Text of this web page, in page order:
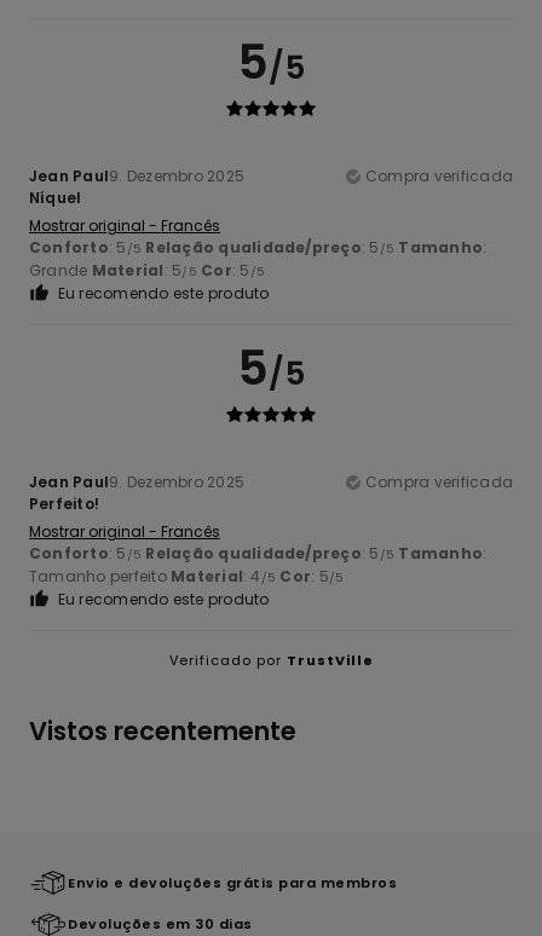
5/5
Jean Paul9. Dezembro 2025
Compra verificada
Níquel
Mostrar original - Francês
Conforto: 5 /5 Relação qualidade/preço: 5 /5 Tamanho:
Grande Material: 5/5 Cor: 5 /5
Eu recomendo este produto
5/5
Jean Paul9. Dezembro 2025
Compra verificada
Perfeito!
Mostrar original - Francês
Conforto: 5 /5 Relação qualidade/preço: 5 /5 Tamanho:
Tamanho perfeito Material: 4 /5 Cor: 5/5
Eu recomendo este produto
Verificado por TrustVille
Vistos recentemente
Envio e devoluções grátis para membros
Devoluções em 30 dias